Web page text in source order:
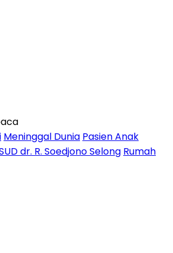
Meninggal Dunia Pasien Anak
dr. R. Soedjono Selong Rumah